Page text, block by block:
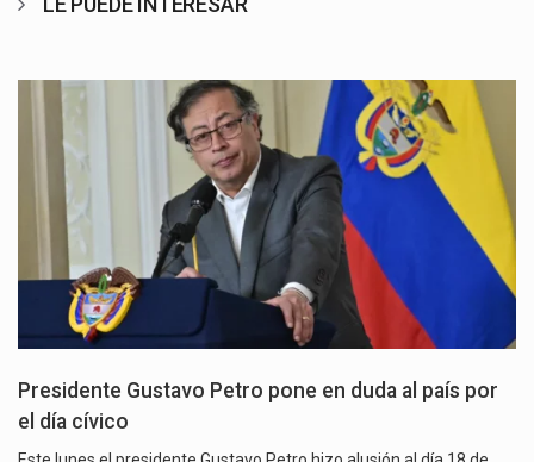
Presidente Gustavo Petro pone en duda al país por
el día cívico